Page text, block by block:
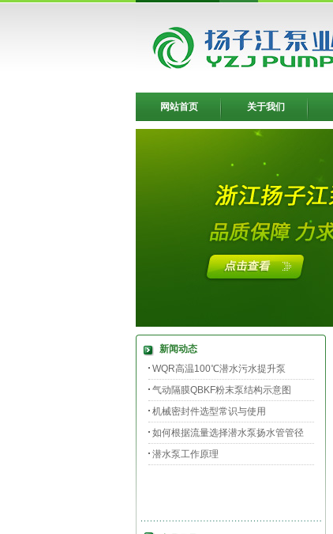
网站首页 关于我们
新闻动态
WQR高温100℃潜水污水提升泵
气动隔膜QBKF粉末泵结构示意图
机械密封件选型常识与使用
如何根据流量选择潜水泵扬水管管径
潜水泵工作原理